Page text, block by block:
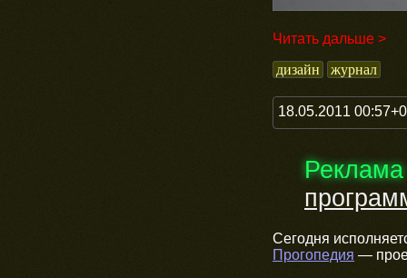
Читать дальше >
дизайн
журнал
18.05.2011
Реклама
Сегодня
Прогопедия —